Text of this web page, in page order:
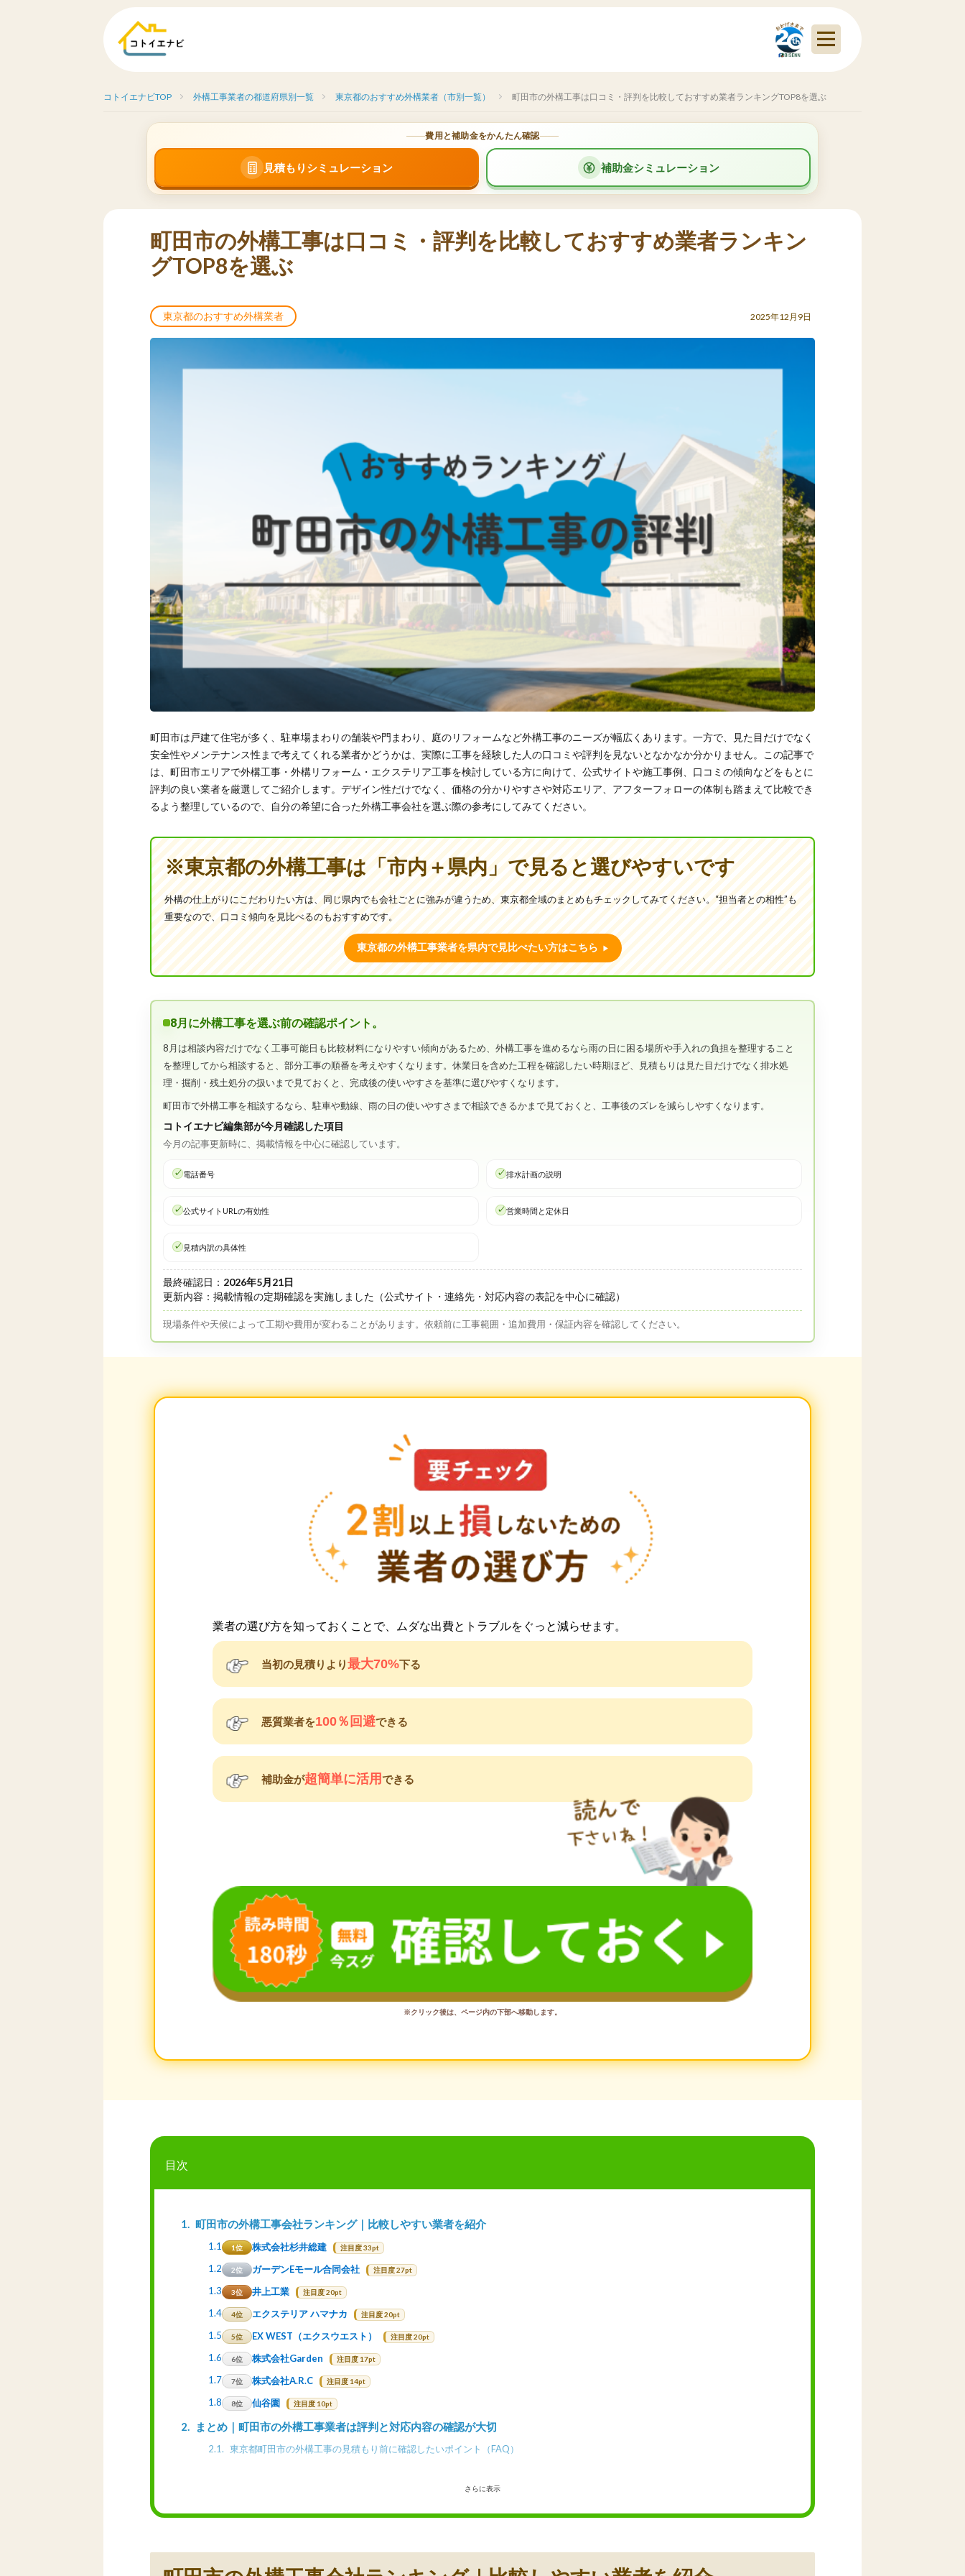
コトイエナビTOP 外構工事業者の都道府県別一覧 東京都のおすすめ外構業者（市別一覧） 町田市の外構工事は口コミ・評判を比較しておすすめ業者ランキングTOP8を選ぶ
費用と補助金をかんたん確認
見積もりシミュレーション 補助金シミュレーション
町田市の外構工事は口コミ・評判を比較しておすすめ業者ランキン
グTOP8を選ぶ
東京都のおすすめ外構業者 2025年12月9日
町田市は戸建て住宅が多く、駐車場まわりの舗装や門まわり、庭のリフォームなど外構工事のニーズが幅広くあります。一方で、見た目だけでなく
安全性やメンテナンス性まで考えてくれる業者かどうかは、実際に工事を経験した人の口コミや評判を見ないとなかなか分かりません。この記事で
は、町田市エリアで外構工事・外構リフォーム・エクステリア工事を検討している方に向けて、公式サイトや施工事例、口コミの傾向などをもとに
評判の良い業者を厳選してご紹介します。デザイン性だけでなく、価格の分かりやすさや対応エリア、アフターフォローの体制も踏まえて比較でき
るよう整理しているので、自分の希望に合った外構工事会社を選ぶ際の参考にしてみてください。
※東京都の外構工事は「市内＋県内」で見ると選びやすいです
外構の仕上がりにこだわりたい方は、同じ県内でも会社ごとに強みが違うため、東京都全域のまとめもチェックしてみてください。“担当者との相性”も
重要なので、口コミ傾向を見比べるのもおすすめです。
東京都の外構工事業者を県内で見比べたい方はこちら
8月に外構工事を選ぶ前の確認ポイント。
8月は相談内容だけでなく工事可能日も比較材料になりやすい傾向があるため、外構工事を進めるなら雨の日に困る場所や手入れの負担を整理すること
を整理してから相談すると、部分工事の順番を考えやすくなります。休業日を含めた工程を確認したい時期ほど、見積もりは見た目だけでなく排水処
理・掘削・残土処分の扱いまで見ておくと、完成後の使いやすさを基準に選びやすくなります。
町田市で外構工事を相談するなら、駐車や動線、雨の日の使いやすさまで相談できるかまで見ておくと、工事後のズレを減らしやすくなります。
コトイエナビ編集部が今月確認した項目
今月の記事更新時に、掲載情報を中心に確認しています。
電話番号 排水計画の説明
公式サイトURLの有効性 営業時間と定休日
見積内訳の具体性
最終確認日： 2026年5月21日
更新内容：掲載情報の定期確認を実施しました（公式サイト・連絡先・対応内容の表記を中心に確認）
現場条件や天候によって工期や費用が変わることがあります。依頼前に工事範囲・追加費用・保証内容を確認してください。
業者の選び方を知っておくことで、ムダな出費とトラブルをぐっと減らせます。
当初の見積りより最大70%下る
悪質業者を100％回避できる
補助金が超簡単に活用できる
※クリック後は、ページ内の下部へ移動します。
目次
1 町田市の外構工事会社ランキング｜比較しやすい業者を紹介
1.1 1位 株式会社杉井総建 注目度 33pt
1.2 2位 ガーデンEモール合同会社 注目度 27pt
1.3 3位 井上工業 注目度 20pt
1.4 4位 エクステリア ハマナカ 注目度 20pt
1.5 5位 EX WEST（エクスウエスト） 注目度 20pt
1.6 6位 株式会社Garden 注目度 17pt
1.7 7位 株式会社A.R.C 注目度 14pt
1.8 8位 仙谷園 注目度 10pt
2 まとめ｜町田市の外構工事業者は評判と対応内容の確認が大切
2.1 東京都町田市の外構工事の見積もり前に確認したいポイント（FAQ）
さらに表示